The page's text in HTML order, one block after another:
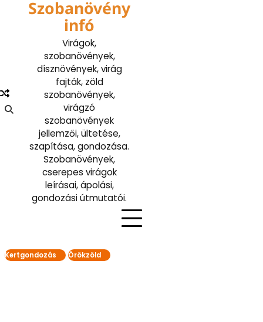
Szobanövény
infó
Virágok,
szobanövények,
dísznövények, virág
fajták, zöld
szobanövények,
virágzó
szobanövények
jellemzői, ültetése,
szapítása, gondozása.
Szobanövények,
cserepes virágok
leírásai, ápolási,
gondozási útmutatói.
Kertgondozás Örökzöld